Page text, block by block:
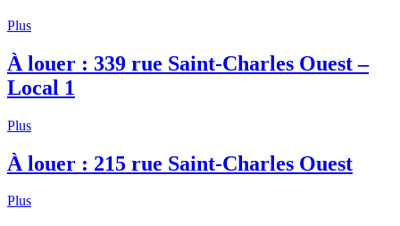
Plus
À louer : 339 rue Saint-Charles Ouest –
Local 1
Plus
À louer : 215 rue Saint-Charles Ouest
Plus